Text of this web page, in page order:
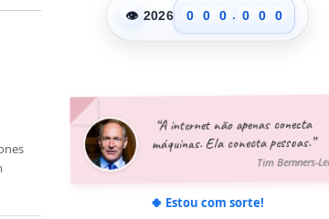
👁 2026
0
1
6
7
0
1
6
7
0
1
6
7
. 0
1
6
7
0
1
6
7
8
0
1
6
7
8
“A internet não apenas conecta
máquinas. Ela conecta pessoas.”
Tim Bernners-
🍀 Estou com sorte!